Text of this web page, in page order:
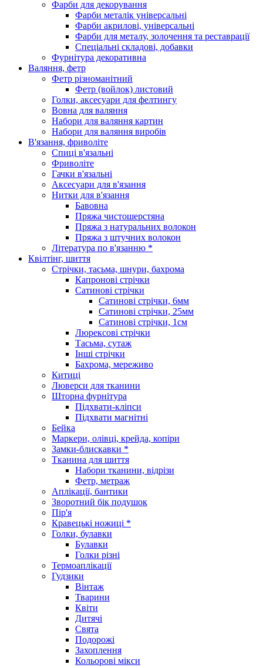
Фарби для декорування
Фарби металік універсальні
Фарби акрилові, універсальні
Фарби для металу, золочення та реставрації
Спеціальні складові, добавки
Фурнітура декоративна
Валяння, фетр
Фетр різноманітний
Фетр (войлок) листовий
Голки, аксесуари для фелтингу
Вовна для валяння
Набори для валяння картин
Набори для валяння виробів
В'язання, фриволіте
Спиці в'язальні
Фриволіте
Гачки в'язальні
Аксесуари для в'язання
Нитки для в'язання
Бавовна
Пряжа чистошерстяна
Пряжа з натуральних волокон
Пряжа з штучних волокон
Література по в'язанню *
Квілтінг, шиття
Стрічки, тасьма, шнури, бахрома
Капронові стрічки
Сатинові стрічки
Сатинові стрічки, 6мм
Сатинові стрічки, 25мм
Сатинові стрічки, 1см
Люрексові стрічки
Тасьма, сутаж
Інші стрічки
Бахрома, мереживо
Китиці
Люверси для тканини
Шторна фурнітура
Підхвати-кліпси
Підхвати магнітні
Бейка
Маркери, олівці, крейда, копіри
Замки-блискавки *
Тканина для шиття
Набори тканини, відрізи
Фетр, метраж
Аплікації, бантики
Зворотний бік подушок
Пір'я
Кравецькі ножиці *
Голки, булавки
Булавки
Голки різні
Термоаплікації
Гудзики
Вінтаж
Тварини
Квіти
Дитячі
Свята
Подорожі
Захоплення
Кольорові мікси